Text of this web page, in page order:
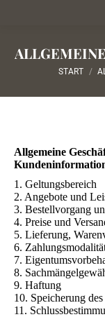
Sie
START
Allgemeine
1. Geltungsbereich
2. Angebote und
3. Bestellvorgang
4. Preise und
5. Lieferung,
6.
7.
8.
9. Haftung
10. Speicherung
11.